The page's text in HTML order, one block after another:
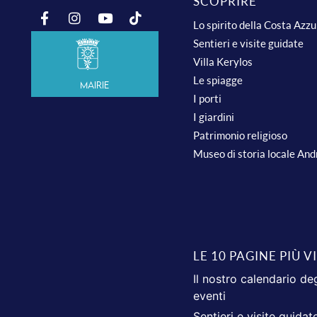
Mairie
Lo spirito della Costa
Sentieri e visite guidate
Villa Kerylos
Le spiagge
I porti
I giardini
Patrimonio religioso
Museo di storia locale
LE 10 PAGINE PIÙ
Il nostro calendario
eventi